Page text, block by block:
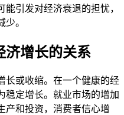
引发对经济衰退的担忧，
。
济增长的关系
长或收缩。在一个健康的经
稳定增长。就业市场的增加
产和投资，消费者信心增